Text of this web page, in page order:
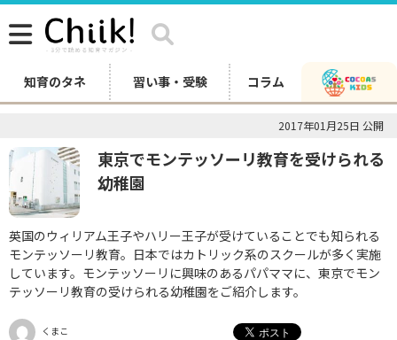
知育のタネ 習い事・受験 コラム
2017年01月25日 公開
東京でモンテッソーリ教育を受けられる
幼稚園
英国のウィリアム王子やハリー王子が受けていることでも知られる
モンテッソーリ教育。日本ではカトリック系のスクールが多く実施
しています。モンテッソーリに興味のあるパパママに、東京でモン
テッソーリ教育の受けられる幼稚園をご紹介します。
くまこ